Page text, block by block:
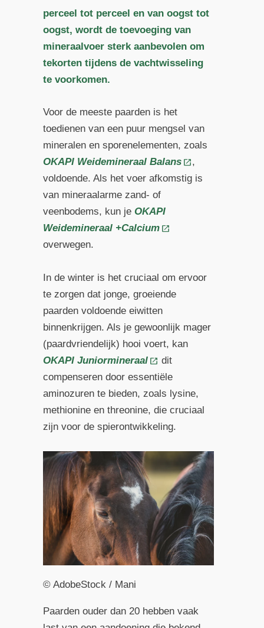
perceel tot perceel en van oogst tot
oogst, wordt de toevoeging van
mineraalvoer sterk aanbevolen om
tekorten tijdens de vachtwisseling
te voorkomen.
Voor de meeste paarden is het
toedienen van een puur mengsel van
mineralen en sporenelementen, zoals
OKAPI Weidemineraal Balans
,
voldoende. Als het voer afkomstig is
van mineraalarme zand- of
veenbodems, kun je OKAPI
Weidemineraal +Calcium
overwegen.
In de winter is het cruciaal om ervoor
te zorgen dat jonge, groeiende
paarden voldoende eiwitten
binnenkrijgen. Als je gewoonlijk mager
(paardvriendelijk) hooi voert, kan
OKAPI Juniormineraal
dit
compenseren door essentiële
aminozuren te bieden, zoals lysine,
methionine en threonine, die cruciaal
zijn voor de spierontwikkeling.
© AdobeStock / Mani
Paarden ouder dan 20 hebben vaak